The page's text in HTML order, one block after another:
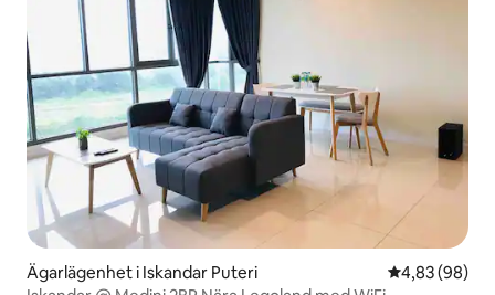
Ägarlägenhet i Iskandar Puteri 4,83 av 5 i
4,83 (98)